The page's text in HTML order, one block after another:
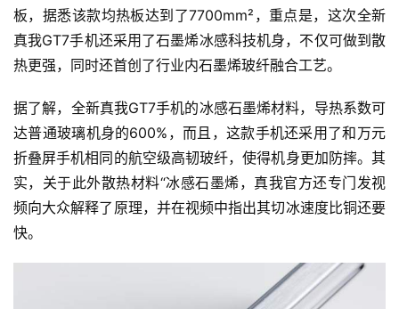
板，据悉该款均热板达到了7700mm²，重点是，这次全新
真我GT7手机还采用了石墨烯冰感科技机身，不仅可做到散
热更强，同时还首创了行业内石墨烯玻纤融合工艺。
据了解，全新真我GT7手机的冰感石墨烯材料，导热系数可
达普通玻璃机身的600%，而且，这款手机还采用了和万元
折叠屏手机相同的航空级高韧玻纤，使得机身更加防摔。其
实，关于此外散热材料“冰感石墨烯，真我官方还专门发视
频向大众解释了原理，并在视频中指出其切冰速度比铜还要
快。